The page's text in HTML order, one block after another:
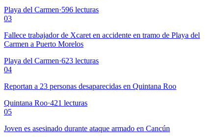
Playa del Carmen·596 lecturas
03
Fallece trabajador de Xcaret en accidente en tramo de Playa del
Carmen a Puerto Morelos
Playa del Carmen·623 lecturas
04
Reportan a 23 personas desaparecidas en Quintana Roo
Quintana Roo·421 lecturas
05
Joven es asesinado durante ataque armado en Cancún